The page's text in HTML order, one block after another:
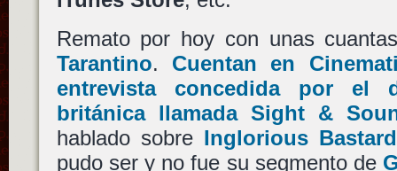
Remato por hoy con unas
Tarantino. Cuentan en
entrevista concedida por el
británica llamada Sight &
hablado sobre Inglorious
pudo ser y no fue su segmento de